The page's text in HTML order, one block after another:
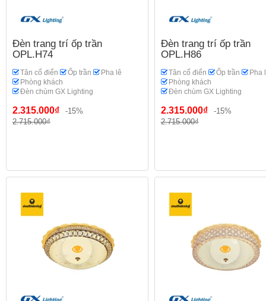
Đèn trang trí ốp trần
OPL.H74
Tân cổ điển Ốp trần
Pha lê
Phòng khách
Đèn chùm GX Lighting
2.315.000₫
-15%
2.715.000₫
Đèn trang trí ốp trần
OPL.H86
Tân cổ điển Ốp trần
Pha
Phòng khách
Đèn chùm GX Lighting
2.315.000₫
-15%
2.715.000₫